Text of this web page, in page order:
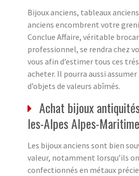
Bijoux anciens, tableaux
anciens encombrent votre
Conclue Affaire, véritable
professionnel, se rendra chez
vous afin d’estimer tous ces
acheter. Il pourra aussi
d’objets de valeurs abîmés.
Achat bijoux
les-Alpes Alpes-
Les bijoux anciens sont bien
valeur, notamment lorsqu’ils
confectionnés en métaux